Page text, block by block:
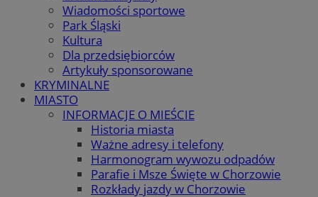
Wiadomości sportowe
Park Śląski
Kultura
Dla przedsiębiorców
Artykuły sponsorowane
KRYMINALNE
MIASTO
INFORMACJE O MIEŚCIE
Historia miasta
Ważne adresy i telefony
Harmonogram wywozu odpadów
Parafie i Msze Święte w Chorzowie
Rozkłady jazdy w Chorzowie